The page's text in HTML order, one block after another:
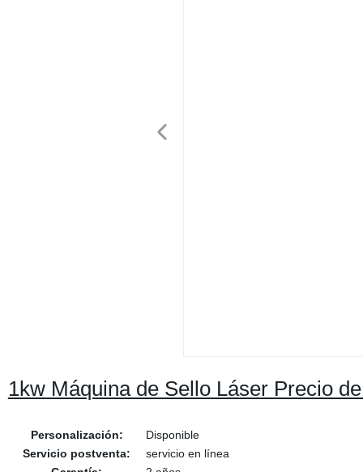
1kw Máquina de Sello Láser Precio
Personalización:
Disponible
Servicio postventa:
servicio en línea